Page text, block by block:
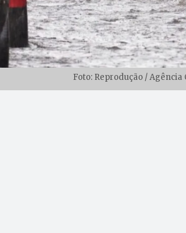
Foto: Reprodução / Agência